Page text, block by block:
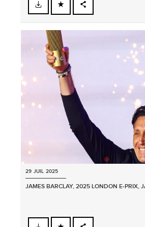
FACEBOOK
X
29 JUIL 2025
JAMES BARCLAY, 2025 LONDON E‑PRIX,